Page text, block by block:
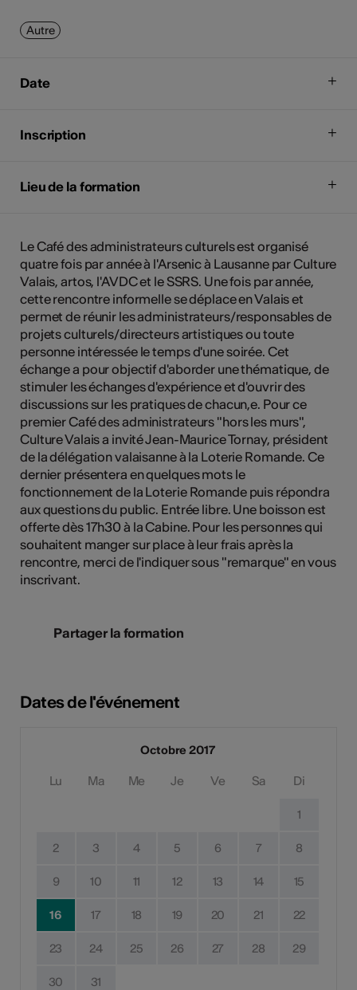
Autre
Date
Inscription
Lieu de la formation
Le Café des administrateurs culturels est organisé
quatre fois par année à l'Arsenic à Lausanne par Culture
Valais, artos, l'AVDC et le SSRS. Une fois par année,
cette rencontre informelle se déplace en Valais et
permet de réunir les administrateurs/responsables de
projets culturels/directeurs artistiques ou toute
personne intéressée le temps d'une soirée. Cet
échange a pour objectif d'aborder une thématique, de
stimuler les échanges d'expérience et d'ouvrir des
discussions sur les pratiques de chacun,e. Pour ce
premier Café des administrateurs "hors les murs",
Culture Valais a invité Jean-Maurice Tornay, président
de la délégation valaisanne à la Loterie Romande. Ce
dernier présentera en quelques mots le
fonctionnement de la Loterie Romande puis répondra
aux questions du public. Entrée libre. Une boisson est
offerte dès 17h30 à la Cabine. Pour les personnes qui
souhaitent manger sur place à leur frais après la
rencontre, merci de l'indiquer sous "remarque" en vous
inscrivant.
Partager la formation
Dates de l'événement
Octobre 2017
Lu Ma Me Je Ve Sa Di
1
2 3 4 5 6 7 8
9 10 11 12 13 14 15
16 17 18 19 20 21 22
23 24 25 26 27 28 29
30 31